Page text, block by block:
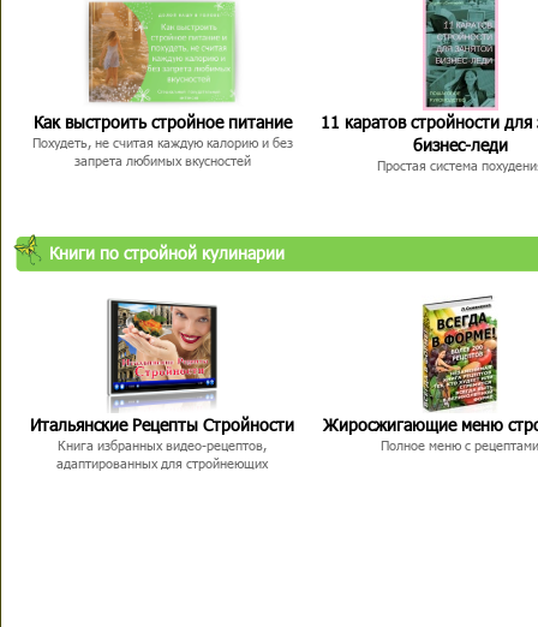
Как выстроить стройное питание
Похудеть, не считая каждую калорию и без
запрета любимых вкусностей
11 каратов стройности для
бизнес-леди
Простая система
Книги по стройной кулинарии
Итальянские Рецепты Стройности
Книга избранных видео-рецептов,
адаптированных для стройнеющих
Жиросжигающие меню
Полное меню с рецептами